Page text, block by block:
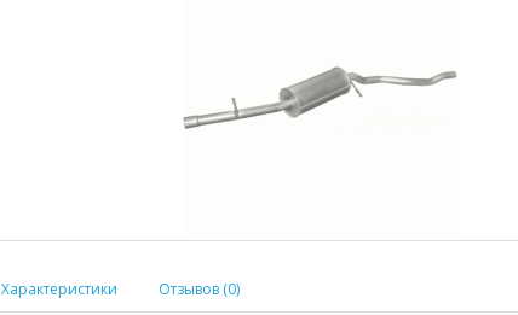
Характеристики Отзывов (0)